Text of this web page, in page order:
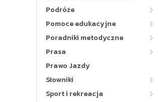
Podróże
Pomoce edukacyjne
Poradniki metodyczne
Prasa
Prawo Jazdy
Słowniki
Sport i rekreacja